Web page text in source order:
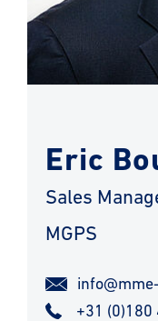
Eric
Sales
MGPS
+31 (0)180